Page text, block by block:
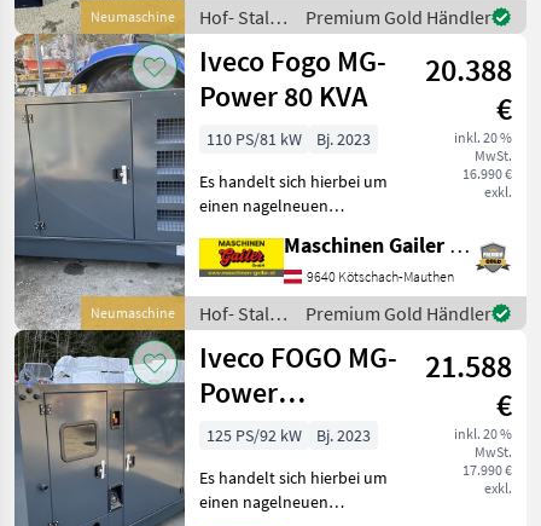
Neumaschine
entnehmen Sie dem
Datenblatt. Weite
Hof- Stall-
und
Weidetechnik
/ Iveco
Premium Gold Händler
Neumaschine
Iveco Fogo MG-
Power 80 KVA
20.388
€
inkl. 20 %
MwSt.
16.990 €
exkl.
110 PS/81 kW
Bj. 2023
Es handelt sich hierbei um
einen nagelneuen
Motor mit
Schallschutzhaube. Motor: -
FPT (Iveco) - Modell: NEF45
SM3 S500 - 4 Zylinder -
Maschinen Gailer GmbH
9640 Kötschach-Mauthen
Hof- Stall-
und
Weidetechnik
/ Iveco
Premium Gold Händler
Iveco FOGO MG-
Power
100/110KVA
21.588
€
inkl. 20 %
MwSt.
17.990 €
exkl.
125 PS/92 kW
Bj. 2023
Es handelt sich hierbei um
einen nagelneuen